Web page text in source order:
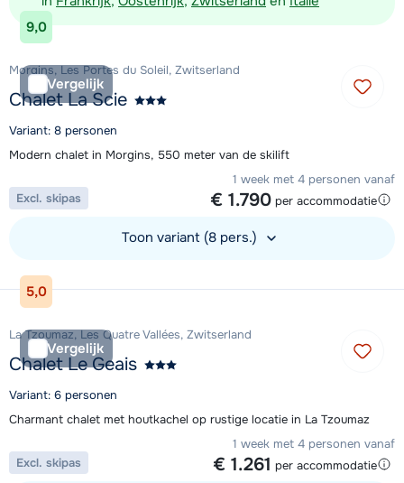
9,0
Vergelijk
Morgins, Les Portes du Soleil, Zwitserland
Chalet La Scie
Variant: 8 personen
Modern chalet in Morgins, 550 meter van de skilift
1 week met 4 personen vanaf
€ 1.790 per accommodatie
Excl. skipas
Toon variant (8 pers.)
Bekijk accommodatie
5,0
Vergelijk
La Tzoumaz, Les Quatre Vallées, Zwitserland
Chalet Le Geais
Variant: 6 personen
Charmant chalet met houtkachel op rustige locatie in La Tzoumaz
1 week met 4 personen vanaf
€ 1.261 per accommodatie
Excl. skipas